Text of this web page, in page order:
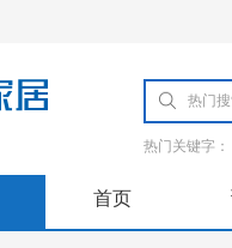
热门关键字：
首页